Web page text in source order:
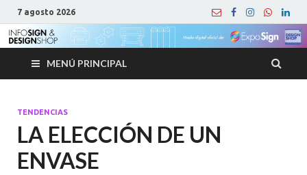
7 agosto 2026
MENÚ PRINCIPAL
TENDENCIAS
LA ELECCIÓN DE UN
ENVASE